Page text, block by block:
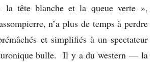
la tête blanche et la queue verte »,
n’a plus de temps à perdre
et simplifiés à un spectateur
bulle. Il y a du western — la